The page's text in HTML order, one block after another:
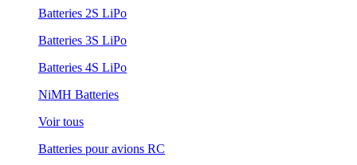
Batteries 2S LiPo
Batteries 3S LiPo
Batteries 4S LiPo
NiMH Batteries
Voir tous
Batteries pour avions RC